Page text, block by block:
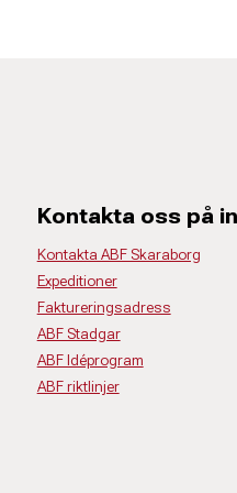
Kontakta oss på
Kontakta ABF Skaraborg
Expeditioner
Faktureringsadress
ABF Stadgar
ABF Idéprogram
ABF riktlinjer